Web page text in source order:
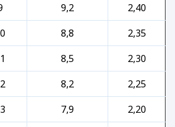
9,2
2,40
8,8
2,35
8,5
2,30
8,2
2,25
7,9
2,20